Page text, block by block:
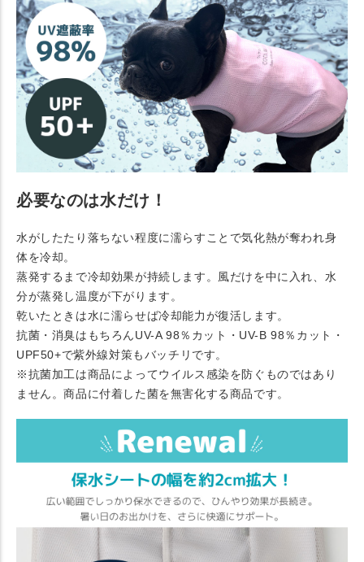
必要なのは水だけ！
水がしたたり落ちない程度に濡らすことで気化熱が奪われ身
体を冷却。
蒸発するまで冷却効果が持続します。風だけを中に入れ、水
分が蒸発し温度が下がります。
乾いたときは水に濡らせば冷却能力が復活します。
抗菌・消臭はもちろんUV-A 98％カット・UV-B 98％カット・
UPF50+で紫外線対策もバッチリです。
※抗菌加工は商品によってウイルス感染を防ぐものではあり
ません。商品に付着した菌を無害化する商品です。